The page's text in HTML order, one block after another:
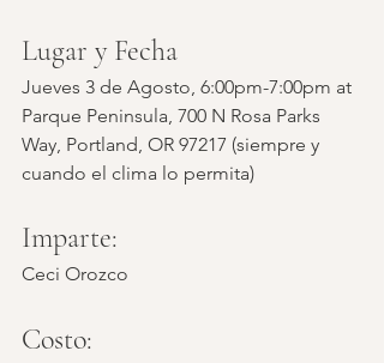
Lugar y Fecha
Jueves 3 de Agosto, 6:00pm-7:00pm at
Parque Peninsula, 700 N Rosa Parks
Way, Portland, OR 97217 (siempre y
cuando el clima lo permita)
Imparte:
Ceci Orozco
Costo: